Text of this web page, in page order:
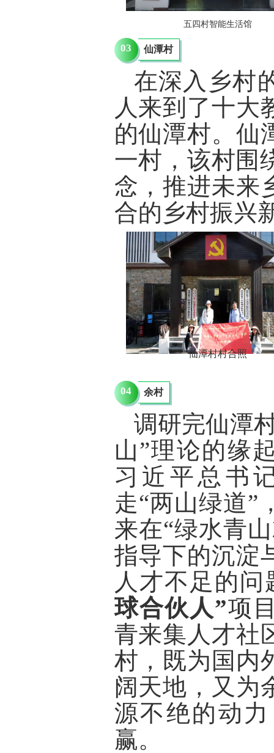
五四村智能生活馆
03 仙潭村
在深入乡村
人来到了十大
的仙潭村。仙
一村，该村围
念，推进未来
合的乡村振兴
仙潭村村合照
04 余村
调研完仙潭
山”理论的缘
习近平总书
走“两山绿道”
来在“绿水青
指导下的沉淀
人才不足的
球合伙人”项
青来集人才社
村，既为国内
阔天地，又为
源不绝的动
赢。